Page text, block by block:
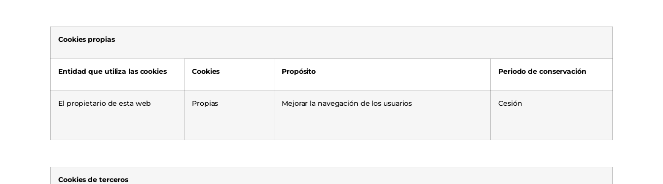
Cookies propias
Entidad que utiliza las cookies Cookies Propósito Periodo de conservación
El propietario de esta web Propias Mejorar la navegación de los usuarios Cesión
Cookies de terceros